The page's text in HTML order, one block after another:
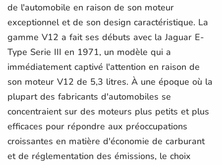
de l'automobile en raison de son moteur
exceptionnel et de son design caractéristique. La
gamme V12 a fait ses débuts avec la Jaguar E-
Type Serie III en 1971, un modèle qui a
immédiatement captivé l'attention en raison de
son moteur V12 de 5,3 litres. À une époque où la
plupart des fabricants d'automobiles se
concentraient sur des moteurs plus petits et plus
efficaces pour répondre aux préoccupations
croissantes en matière d'économie de carburant
et de réglementation des émissions, le choix